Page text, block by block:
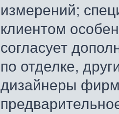
измерений;
клиентом
согласует
по отделке,
дизайнеры